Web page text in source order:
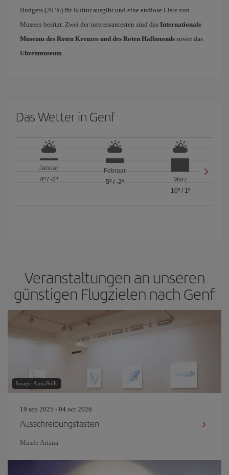
Budgets (20 %) für Kultur ausgibt und eine endlose Liste von
Museen besitzt. Zwei der interessantesten sind das Internationale
Museum des Roten Kreuzes und des Roten Halbmonds sowie das
Uhrenmuseum.
Das Wetter in Genf
Januar
4º/ -2º
Februar
5º/ -2º
März
10º/ 1º
Veranstaltungen an unseren
günstigen Flugzielen nach Genf
Image: AnnaStills
19 sep 2025 - 04 oct 2026
Ausschreibungstasten
Musée Ariana